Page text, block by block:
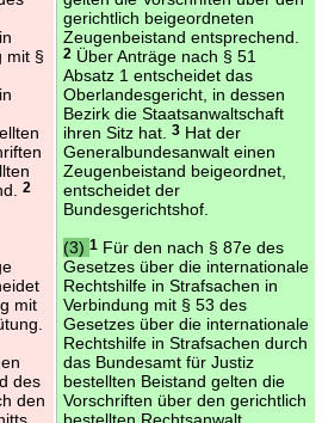
mit §
2
mit
des
den
gerichtlich beigeordneten
Zeugenbeistand entsprechend.
2Über Anträge nach § 51
Absatz 1 entscheidet das
Oberlandesgericht, in dessen
Bezirk die Staatsanwaltschaft
ihren Sitz hat.
3Hat der
Generalbundesanwalt einen
Zeugenbeistand beigeordnet,
entscheidet der
Bundesgerichtshof.
(3) 1Für den nach § 87e des
Gesetzes über die internationale
Rechtshilfe in Strafsachen in
Verbindung mit § 53 des
Gesetzes über die internationale
Rechtshilfe in Strafsachen durch
das Bundesamt für Justiz
bestellten Beistand gelten die
Vorschriften über den gerichtlich
bestellten Rechtsanwalt